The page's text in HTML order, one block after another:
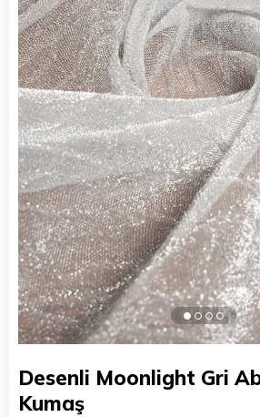
Desenli Moonlight Gri
Kumaş